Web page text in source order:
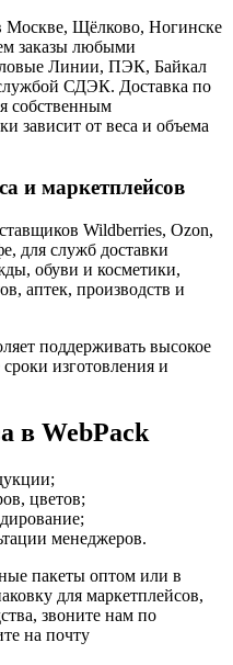
Москве, Щёлково, Ногинске
заказы любыми
Линии, ПЭК, Байкал
СДЭК. Доставка по
собственным
зависит от веса и объема
и маркетплейсов
Wildberries, Ozon,
для служб доставки
обуви и косметики,
аптек, производств и
поддерживать высокое
изготовления и
в WebPack
цветов;
менеджеров.
пакеты оптом или в
для маркетплейсов,
звоните нам по
на почту